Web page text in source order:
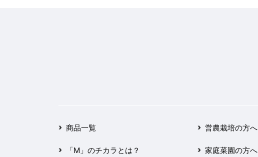
商品一覧
「M」のチカラとは？
営農栽培の方へ
家庭菜園の方へ